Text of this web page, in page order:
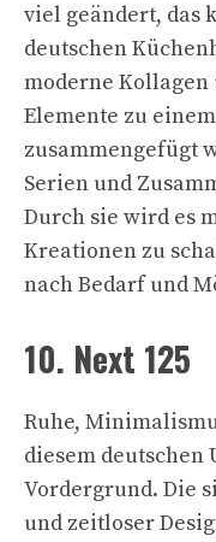
viel geändert, das
deutschen
moderne
Elemente zu
zusammengefügt
Serien und
Durch sie wird es
Kreationen zu
nach Bedarf und
10. Next 125
Ruhe,
diesem
Vordergrund. Die
und zeitloser